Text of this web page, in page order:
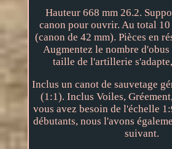
Hauteur 668 mm 26.2.
canon pour ouvrir. Au total
(canon de 42 mm). Pièces en
Augmentez le nombre
taille de l'artillerie
Inclus un canot de sauvetage
(1:1). Inclus Voiles,
vous avez besoin de l'échelle
débutants, nous l'avons
suivant.